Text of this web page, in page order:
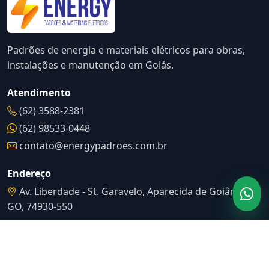
Padrões de energia e materiais elétricos para obras,
instalações e manutenção em Goiás.
Atendimento
(62) 3588-2381
(62) 98533-0448
contato@energypadroes.com.br
Endereço
Av. Liberdade - St. Garavelo, Aparecida de Goiânia -
GO, 74930-550